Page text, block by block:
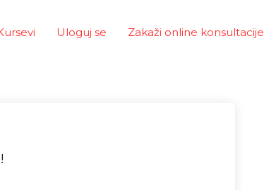
Uloguj se Zakaži online konsultacije